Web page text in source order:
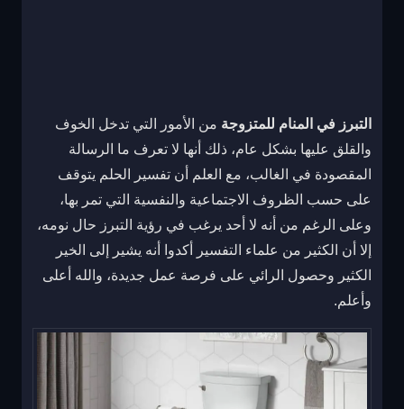
التبرز في المنام للمتزوجة من الأمور التي تدخل الخوف
والقلق عليها بشكل عام، ذلك أنها لا تعرف ما الرسالة
المقصودة في الغالب، مع العلم أن تفسير الحلم يتوقف
على حسب الظروف الاجتماعية والنفسية التي تمر بها،
وعلى الرغم من أنه لا أحد يرغب في رؤية التبرز حال نومه،
إلا أن الكثير من علماء التفسير أكدوا أنه يشير إلى الخير
الكثير وحصول الرائي على فرصة عمل جديدة، والله أعلى
وأعلم.